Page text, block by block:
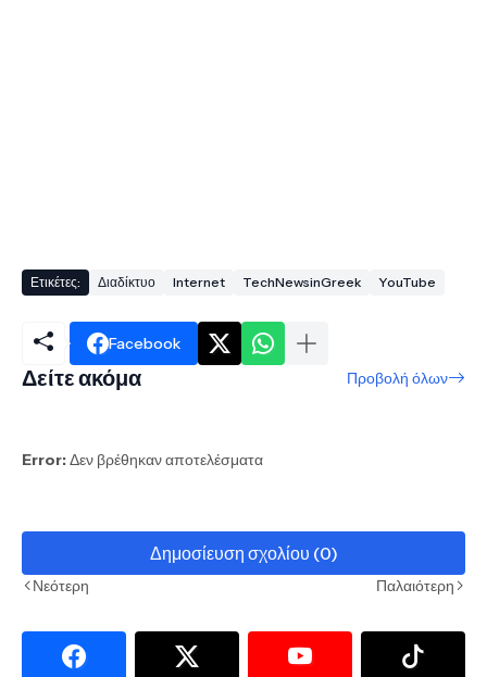
Ετικέτες: Διαδίκτυο Internet TechNewsinGreek YouTube
Facebook
Δείτε ακόμα Προβολή όλων
Error:Δεν βρέθηκαν αποτελέσματα
Δημοσίευση σχολίου (0)
Νεότερη Παλαιότερη